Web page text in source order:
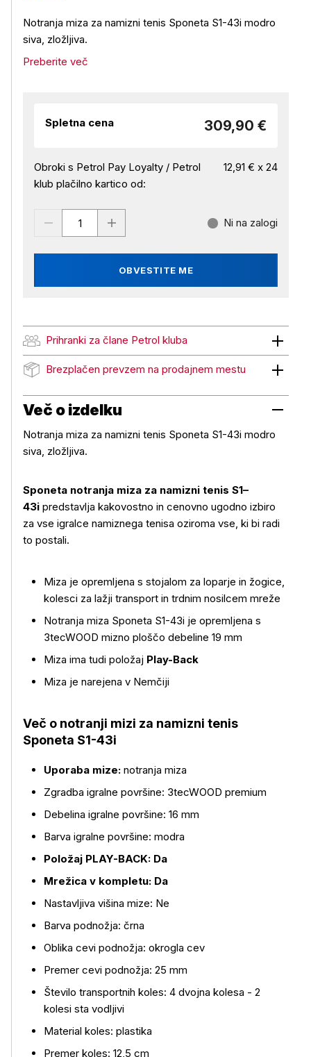
Notranja miza za namizni tenis Sponeta S1-43i modro
siva, zložljiva.
Preberite več
Spletna cena 309,90 €
Obroki s Petrol Pay Loyalty / Petrol
klub plačilno kartico od:
12,91 € x 24
OBVESTITE ME
Ni na zalogi
Prihranki za člane Petrol kluba
Prihranki za člane Petrol kluba
Brezplačen prevzem na prodajnem mestu
Brezplačen prevzem na prodajnem mestu
Več o izdelku
Več o izdelku
Notranja miza za namizni tenis Sponeta S1-43i modro
siva, zložljiva.
Sponeta notranja miza za namizni tenis S1–
43i predstavlja kakovostno in cenovno ugodno izbiro
za vse igralce namiznega tenisa oziroma vse, ki bi radi
to postali.
Miza je opremljena s stojalom za loparje in žogice,
kolesci za lažji transport in trdnim nosilcem mreže
Notranja miza Sponeta S1-43i je opremljena s
3tecWOOD mizno ploščo debeline 19 mm
Miza ima tudi položaj Play-Back
Miza je narejena v Nemčiji
Več o notranji mizi za namizni tenis
Sponeta S1-43i
Uporaba mize: notranja miza
Zgradba igralne površine: 3tecWOOD premium
Debelina igralne površine: 16 mm
Barva igralne površine: modra
Položaj PLAY-BACK: Da
Mrežica v kompletu: Da
Nastavljiva višina mize: Ne
Barva podnožja: črna
Oblika cevi podnožja: okrogla cev
Premer cevi podnožja: 25 mm
Število transportnih koles: 4 dvojna kolesa - 2
kolesi sta vodljivi
Material koles: plastika
Premer koles: 12,5 cm